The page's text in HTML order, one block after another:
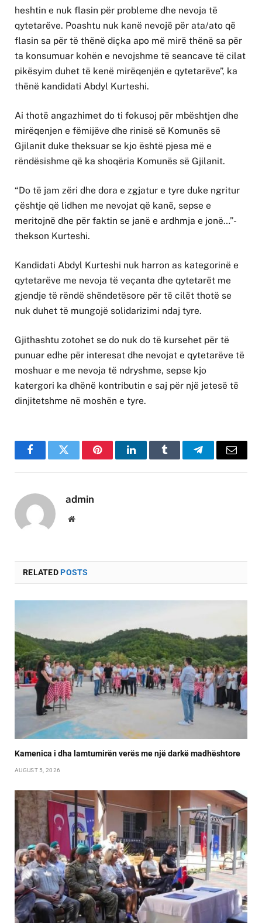
heshtin e nuk flasin për probleme dhe nevoja të
qytetarëve. Poashtu nuk kanë nevojë për ata/ato që
flasin sa për të thënë diçka apo më mirë thënë sa për
ta konsumuar kohën e nevojshme të seancave të cilat
pikësyim duhet të kenë mirëqenjën e qytetarëve”, ka
thënë kandidati Abdyl Kurteshi.
Ai thotë angazhimet do ti fokusoj për mbështjen dhe
mirëqenjen e fëmijëve dhe rinisë së Komunës së
Gjilanit duke theksuar se kjo është pjesa më e
rëndësishme që ka shoqëria Komunës së Gjilanit.
“Do të jam zëri dhe dora e zgjatur e tyre duke ngritur
çështje që lidhen me nevojat që kanë, sepse e
meritojnë dhe për faktin se janë e ardhmja e jonë…”-
thekson Kurteshi.
Kandidati Abdyl Kurteshi nuk harron as kategorinë e
qytetarëve me nevoja të veçanta dhe qytetarët me
gjendje të rëndë shëndetësore për të cilët thotë se
nuk duhet të mungojë solidarizimi ndaj tyre.
Gjithashtu zotohet se do nuk do të kursehet për të
punuar edhe për interesat dhe nevojat e qytetarëve të
moshuar e me nevoja të ndryshme, sepse kjo
katergori ka dhënë kontributin e saj për një jetesë të
dinjitetshme në moshën e tyre.
FacebookTwitter PinterestLinkedInTumblr TelegramEmail
admin
Website
RELATEDPOSTS
Kamenica i dha lamtumirën verës me një darkë madhështore
AUGUST 5, 2026